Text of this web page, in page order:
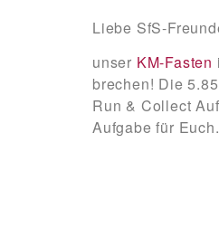
Liebe SfS-
unser KM-Fasten
brechen! Die
Run & Collect
Aufgabe für Euch.